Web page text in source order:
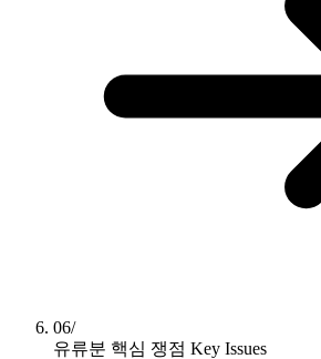
06/
유류분 핵심 쟁점 Key Issues